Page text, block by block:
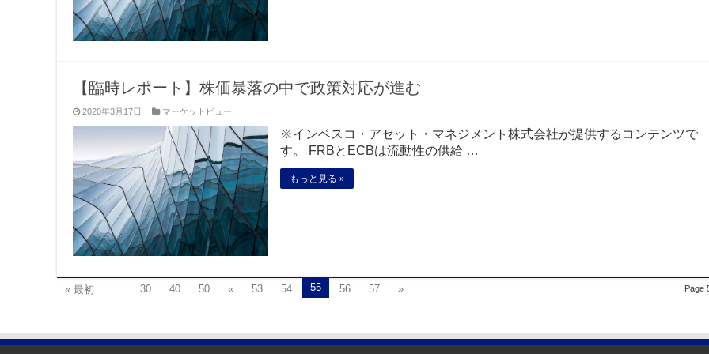
【臨時レポート】株価暴落の中で政策対応が進む
2020年3月17日 マーケットビュー
※インベスコ・アセット・マネジメント株式会社が提供するコンテンツで
す。 FRBとECBは流動性の供給 …
もっと見る »
Page
« 最初 30 40 50 « 53 54 55 56 57 »